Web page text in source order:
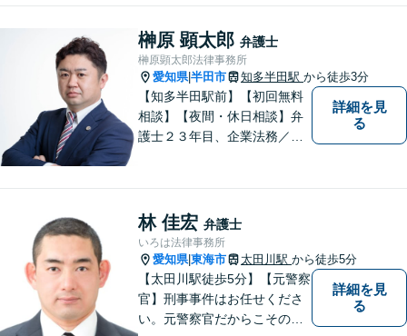
榊原 顕太郎 弁護士
榊原顕太郎法律事務所
愛知県|半田市 知多半田駅 から徒歩3分
【知多半田駅前】【初回無料
相談】【夜間・休日相談】弁
護士２３年目、企業法務／交
護士が、事業経営を強力サポ
ートいたします！【ネット予
約可】【駐車場あり】【見積
無料】
詳細を見
る
林 佳宏 弁護士
いろは法律事務所
愛知県|東海市 太田川駅 から徒歩5分
【太田川駅徒歩5分】【元警察
官】刑事事件はお任せくださ
い。元警察官だからこその視
詳細を見
る